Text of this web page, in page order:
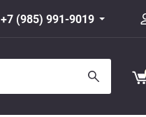
+7 (985) 991-9019